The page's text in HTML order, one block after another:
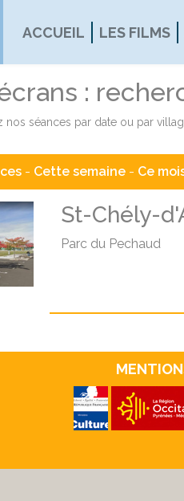
ACCUEIL LES FILMS
:
nos séances par date ou par
- Cette semaine- Ce
St-Chély-
Parc du Pechaud